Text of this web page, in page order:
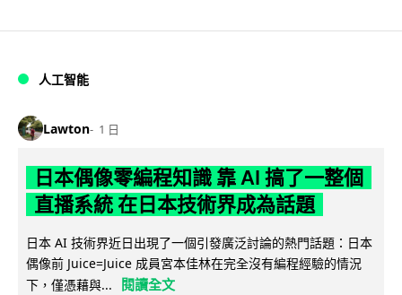
人工智能
Lawton 1 日
日本偶像零編程知識 靠 AI 搞了一整個
直播系統 在日本技術界成為話題
日本 AI 技術界近日出現了一個引發廣泛討論的熱門話題：日本
偶像前 Juice=Juice 成員宮本佳林在完全沒有編程經驗的情況
下，僅憑藉與...
閱讀全文